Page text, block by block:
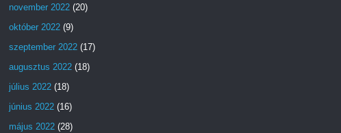
november 2022 (20)
október 2022 (9)
szeptember 2022 (17)
augusztus 2022 (18)
július 2022 (18)
június 2022 (16)
május 2022 (28)